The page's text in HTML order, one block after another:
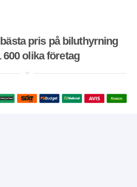
pris på biluthyrning
600 olika företag